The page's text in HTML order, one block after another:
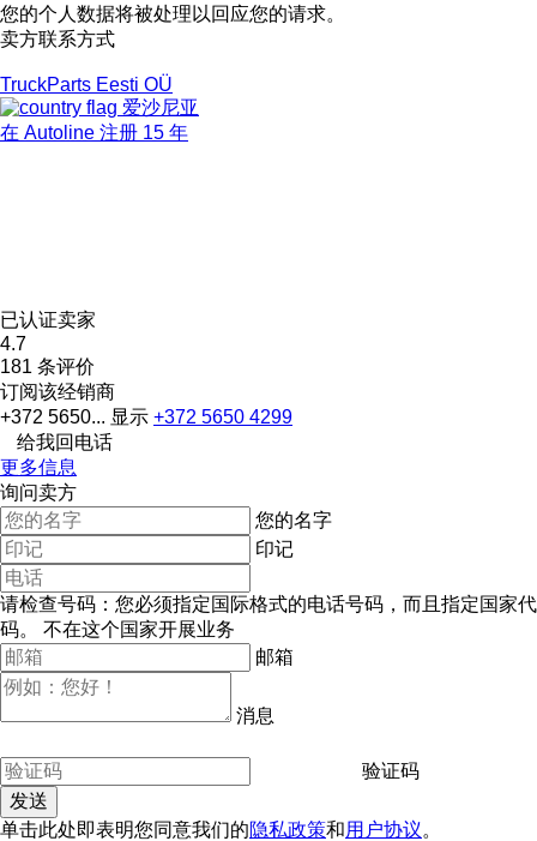
您的个人数据将被处理以回应您的请求。
卖方联系方式
TruckParts Eesti OÜ
爱沙尼亚
在 Autoline 注册 15 年
已认证卖家
4.7
181 条评价
订阅该经销商
+372 5650... 显示 +372 5650 4299
给我回电话
更多信息
询问卖方
您的名字
印记
请检查号码：您必须指定国际格式的电话号码，而且指定国家代
码。
不在这个国家开展业务
邮箱
消息
验证码
单击此处即表明您同意我们的隐私政策和用户协议。